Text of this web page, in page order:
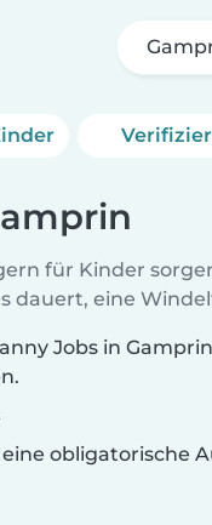
für Kinder
dauert, eine
Jobs in
obligatorische